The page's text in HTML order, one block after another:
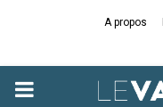
A propos
PRIMARY